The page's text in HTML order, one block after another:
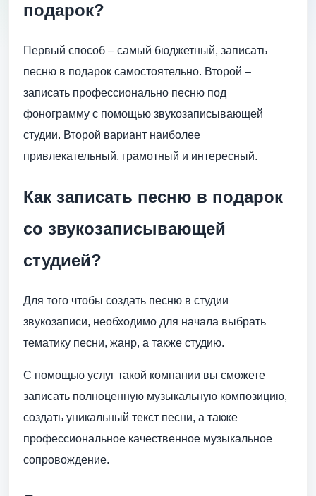
подарок?
Первый способ – самый бюджетный, записать
песню в подарок самостоятельно. Второй ‍‍‍‍‍‍‍‍‍‍–
записать профессионально песню под
фонограмму с помощью звукозаписывающей
студии. Второй вариант наиболее
привлекательный, грамотный и интересный.
Как записать песню в подарок
со звукозаписывающей
студией?
Для того чтобы создать песню в студии
звукозаписи, необходимо для начала выбрать
тематику песни, жанр, а также студию.
С помощью услуг такой компании вы сможете
записать полноценную музыкальную композицию,
создать уникальный текст песни, а также
профессиональное качественное музыкальное
сопровождение.